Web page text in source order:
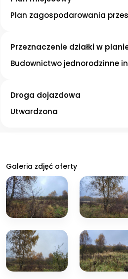
Plan zagospodarowania
Przeznaczenie działki w
Budownictwo jednorodzinne
Droga dojazdowa
Utwardzona
Galeria zdjęć oferty